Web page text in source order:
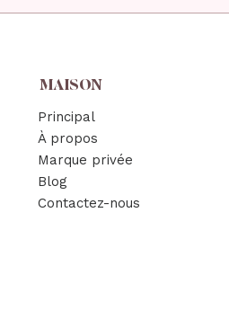
MAISON
Principal
À propos
Marque privée
Blog
Contactez-nous